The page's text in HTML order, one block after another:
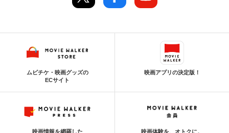
ムビチケ・映画グッズの
ECサイト
映画アプリの決定版！
映画情報を網羅した 映画体験を、オトクに。